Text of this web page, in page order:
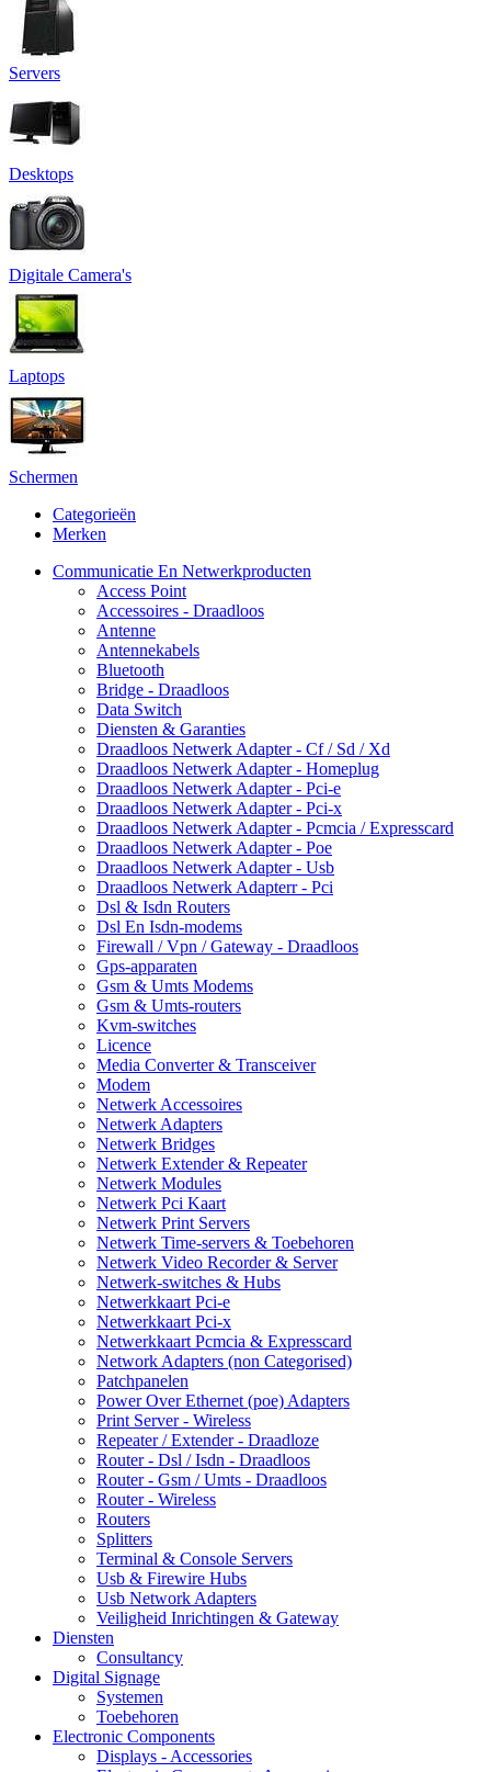
Servers
Desktops
Digitale Camera's
Laptops
Schermen
Categorieën
Merken
Communicatie En Netwerkproducten
Access Point
Accessoires - Draadloos
Antenne
Antennekabels
Bluetooth
Bridge - Draadloos
Data Switch
Diensten & Garanties
Draadloos Netwerk Adapter - Cf / Sd / Xd
Draadloos Netwerk Adapter - Homeplug
Draadloos Netwerk Adapter - Pci-e
Draadloos Netwerk Adapter - Pci-x
Draadloos Netwerk Adapter - Pcmcia / Expresscard
Draadloos Netwerk Adapter - Poe
Draadloos Netwerk Adapter - Usb
Draadloos Netwerk Adapterr - Pci
Dsl & Isdn Routers
Dsl En Isdn-modems
Firewall / Vpn / Gateway - Draadloos
Gps-apparaten
Gsm & Umts Modems
Gsm & Umts-routers
Kvm-switches
Licence
Media Converter & Transceiver
Modem
Netwerk Accessoires
Netwerk Adapters
Netwerk Bridges
Netwerk Extender & Repeater
Netwerk Modules
Netwerk Pci Kaart
Netwerk Print Servers
Netwerk Time-servers & Toebehoren
Netwerk Video Recorder & Server
Netwerk-switches & Hubs
Netwerkkaart Pci-e
Netwerkkaart Pci-x
Netwerkkaart Pcmcia & Expresscard
Network Adapters (non Categorised)
Patchpanelen
Power Over Ethernet (poe) Adapters
Print Server - Wireless
Repeater / Extender - Draadloze
Router - Dsl / Isdn - Draadloos
Router - Gsm / Umts - Draadloos
Router - Wireless
Routers
Splitters
Terminal & Console Servers
Usb & Firewire Hubs
Usb Network Adapters
Veiligheid Inrichtingen & Gateway
Diensten
Consultancy
Digital Signage
Systemen
Toebehoren
Electronic Components
Displays - Accessories